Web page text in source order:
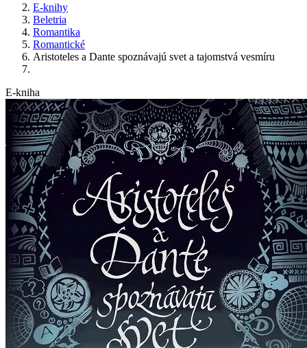
E-knihy
Beletria
Romantika
Romantické
Aristoteles a Dante spoznávajú svet a tajomstvá vesmíru
E-kniha